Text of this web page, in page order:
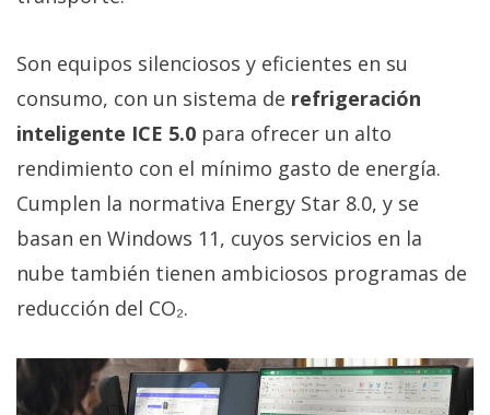
Son equipos silenciosos y eficientes en su
consumo, con un sistema de refrigeración
inteligente ICE 5.0 para ofrecer un alto
rendimiento con el mínimo gasto de energía.
Cumplen la normativa Energy Star 8.0, y se
basan en Windows 11, cuyos servicios en la
nube también tienen ambiciosos programas de
reducción del CO₂.